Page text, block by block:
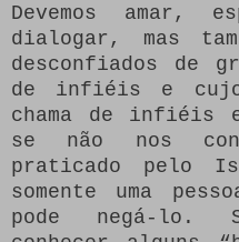
Devemos amar,
dialogar, mas
desconfiados de
de infiéis e
chama de infiéis
se não nos
praticado pelo
somente uma
pode negá-lo.